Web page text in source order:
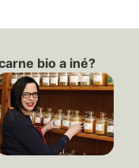
bio a iné?